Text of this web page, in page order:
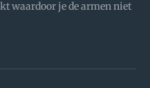
waardoor je de armen niet